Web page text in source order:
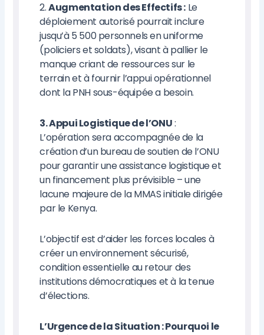
2.Augmentation des Effectifs : Le
déploiement autorisé pourrait inclure
jusqu’à 5 500 personnels en uniforme
(policiers et soldats), visant à pallier le
manque criant de ressources sur le
terrain et à fournir l’appui opérationnel
dont la PNH sous-équipée a besoin.
3. Appui Logistique de l’ONU:
L’opération sera accompagnée de la
création d’un bureau de soutien de l’ONU
pour garantir une assistance logistique et
un financement plus prévisible – une
lacune majeure de la MMAS initiale dirigée
par le Kenya.
L’objectif est d’aider les forces locales à
créer un environnement sécurisé,
condition essentielle au retour des
institutions démocratiques et à la tenue
d’élections.
L’Urgence de la Situation : Pourquoi le